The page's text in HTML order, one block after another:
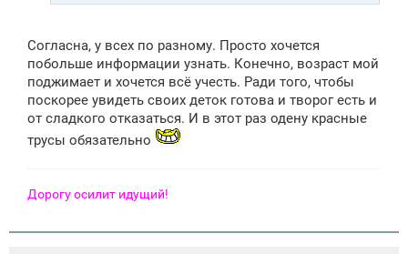
Согласна, у всех по разному. Просто хочется
побольше информации узнать. Конечно, возраст мой
поджимает и хочется всё учесть. Ради того, чтобы
поскорее увидеть своих деток готова и творог есть и
от сладкого отказаться. И в этот раз одену красные
трусы обязательно
Дорогу осилит идущий!